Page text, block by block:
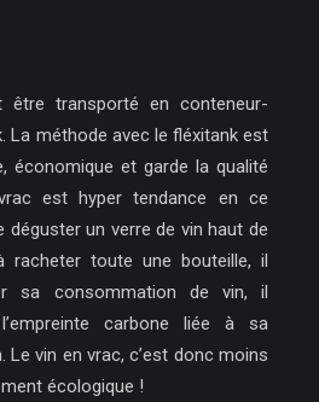
transporté en conteneur-
La méthode avec le fléxitank est
économique et garde la qualité
est hyper tendance en ce
déguster un verre de vin haut de
racheter toute une bouteille, il
sa consommation de vin, il
carbone liée à sa
vin en vrac, c’est donc moins
écologique !